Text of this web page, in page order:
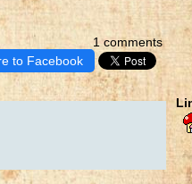
1 comments
to Facebook